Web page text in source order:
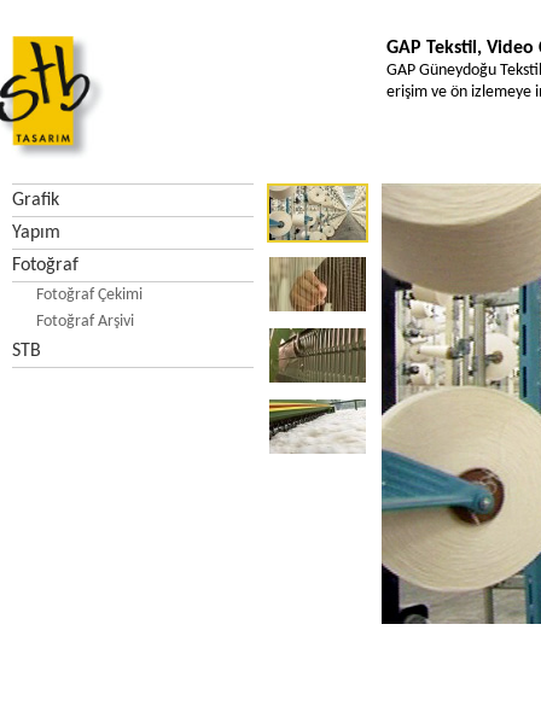
GAP Tekstil,
GAP Güneydoğu
erişim ve ön izlemeye
Grafik
Yapım
Fotoğraf
Fotoğraf Çekimi
Fotoğraf Arşivi
STB